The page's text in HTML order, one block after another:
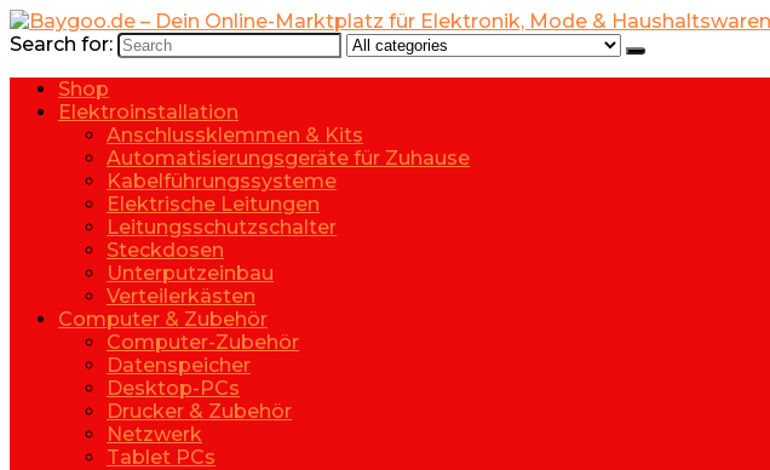
Search for:
Shop
Elektroinstallation
Anschlussklemmen & Kits
Automatisierungsgeräte für Zuhause
Kabelführungssysteme
Elektrische Leitungen
Leitungsschutzschalter
Steckdosen
Unterputzeinbau
Verteilerkästen
Computer & Zubehör
Computer-Zubehör
Datenspeicher
Desktop-PCs
Drucker & Zubehör
Netzwerk
Tablet PCs